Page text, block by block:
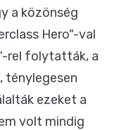
a közönség
Hero"-val
rel folytatták, a
ténylegesen
ezeket a
volt mindig